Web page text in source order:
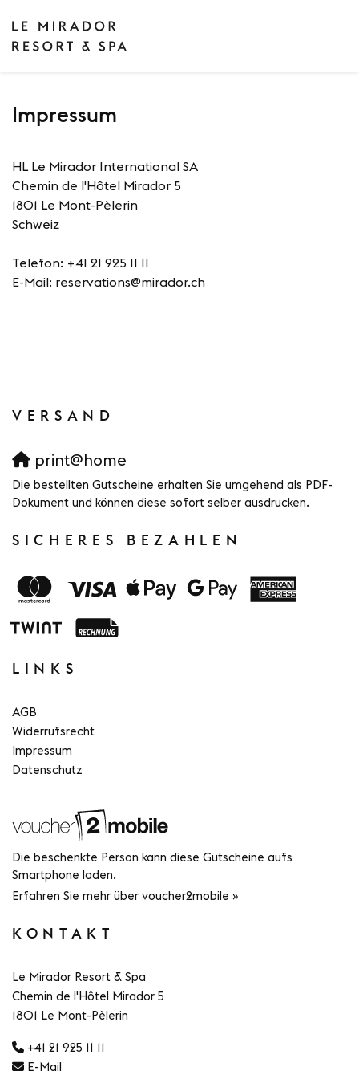
Impressum
HL Le Mirador International SA
Chemin de l'Hôtel Mirador 5
1801 Le Mont-Pèlerin
Schweiz
Telefon: +41 21 925 11 11
E-Mail: reservations@mirador.ch
VERSAND
print@home
Die bestellten Gutscheine erhalten Sie umgehend als PDF-
Dokument und können diese sofort selber ausdrucken.
SICHERES BEZAHLEN
LINKS
AGB
Widerrufsrecht
Impressum
Datenschutz
Die beschenkte Person kann diese Gutscheine aufs
Smartphone laden.
Erfahren Sie mehr über voucher2mobile »
KONTAKT
Le Mirador Resort & Spa
Chemin de l'Hôtel Mirador 5
1801 Le Mont-Pèlerin
+41 21 925 11 11
E-Mail